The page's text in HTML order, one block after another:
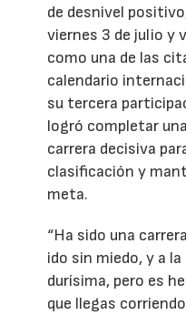
de desnivel
viernes 3 de julio y
como una de las
calendario
su tercera
logró completar
carrera decisiva
clasificación y
meta.
“Ha sido una
ido sin miedo, y a
durísima, pero es
que llegas